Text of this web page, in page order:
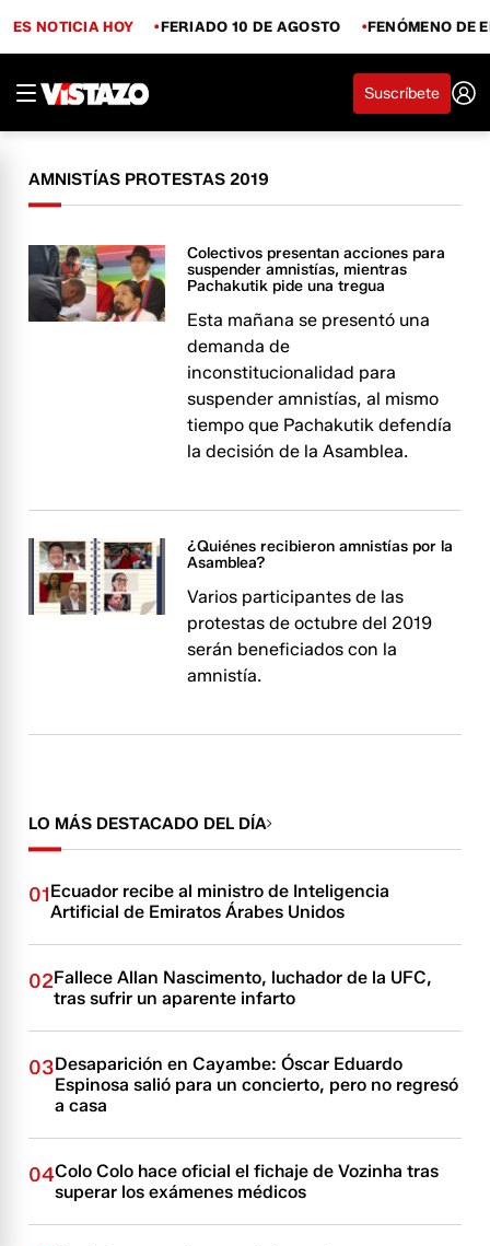
ES NOTICIA HOY FERIADO 10 DE AGOSTO FENÓMENO DE
Suscríbete
AMNISTÍAS PROTESTAS 2019
Colectivos presentan acciones para
suspender amnistías, mientras
Pachakutik pide una tregua
Esta mañana se presentó una
demanda de
inconstitucionalidad para
suspender amnistías, al mismo
tiempo que Pachakutik defendía
la decisión de la Asamblea.
¿Quiénes recibieron amnistías por la
Asamblea?
Varios participantes de las
protestas de octubre del 2019
serán beneficiados con la
amnistía.
LO MÁS DESTACADO DEL DÍA
01Ecuador recibe al ministro de Inteligencia
Artificial de Emiratos Árabes Unidos
02Fallece Allan Nascimento, luchador de la UFC,
tras sufrir un aparente infarto
03Desaparición en Cayambe: Óscar Eduardo
Espinosa salió para un concierto, pero no regresó
a casa
04Colo Colo hace oficial el fichaje de Vozinha tras
superar los exámenes médicos